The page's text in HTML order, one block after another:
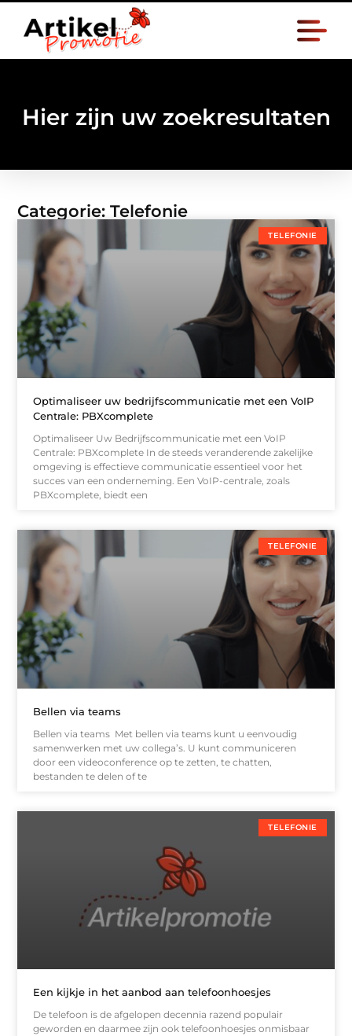
Hier zijn uw zoekresultaten
Categorie: Telefonie
TELEFONIE
Optimaliseer uw bedrijfscommunicatie met een VoIP
Centrale: PBXcomplete
Optimaliseer Uw Bedrijfscommunicatie met een VoIP
Centrale: PBXcomplete In de steeds veranderende zakelijke
omgeving is effectieve communicatie essentieel voor het
succes van een onderneming. Een VoIP-centrale, zoals
PBXcomplete, biedt een
TELEFONIE
Bellen via teams
Bellen via teams Met bellen via teams kunt u eenvoudig
samenwerken met uw collega’s. U kunt communiceren
door een videoconference op te zetten, te chatten,
bestanden te delen of te
TELEFONIE
Een kijkje in het aanbod aan telefoonhoesjes
De telefoon is de afgelopen decennia razend populair
geworden en daarmee zijn ook telefoonhoesjes onmisbaar